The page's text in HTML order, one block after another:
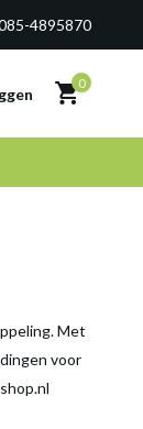
4895870
0
Met
voor